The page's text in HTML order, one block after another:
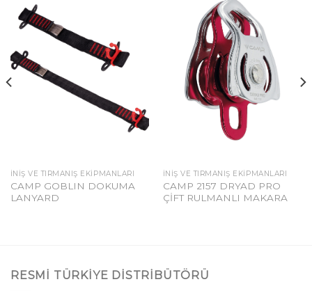
İNIŞ VE TIRMANIŞ EKIPMANLARI
CAMP GOBLIN DOKUMA
LANYARD
İNIŞ VE TIRMANIŞ EKIPMANLARI
CAMP 2157 DRYAD PRO
ÇİFT RULMANLI MAKARA
RESMI TÜRKIYE DISTRIBÜTÖRÜ